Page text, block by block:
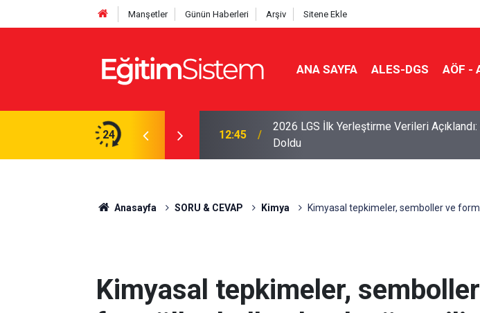
Manşetler Günün Haberleri Arşiv Sitene Ekle
ANA SAYFA ALES-DGS AÖF -
24
Belli Oldu: İki Program 500 Puanla
12:45
2026 LGS İlk Yerleştirme Verileri
Doldu
Anasayfa SORU & CEVAP Kimya Kimyasal tepkimeler, semboller ve
Kimyasal tepkimeler,